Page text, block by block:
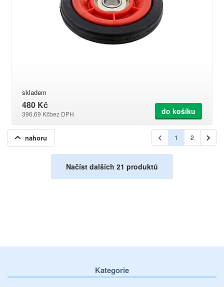
skladem
480 Kč
396,69 Kčbez DPH do košíku
nahoru 1 2
Načíst dalších 21 produktů
Kategorie